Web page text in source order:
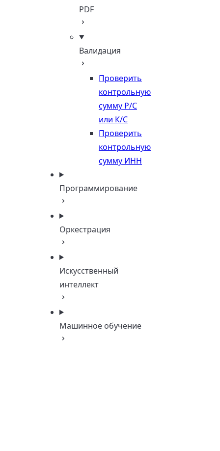
PDF
Валидация
Проверить
контрольную
сумму Р/С
или К/С
Проверить
контрольную
сумму ИНН
Программирование
Оркестрация
Искусственный
интеллект
Машинное обучение